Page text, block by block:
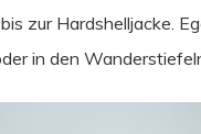
zur Hardshelljacke.
in den